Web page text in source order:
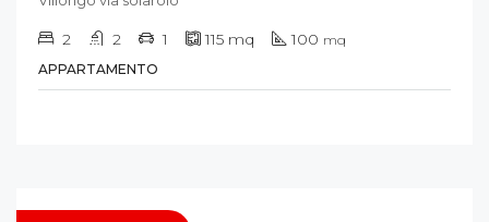
2 2 1 115 mq 100 mq
APPARTAMENTO